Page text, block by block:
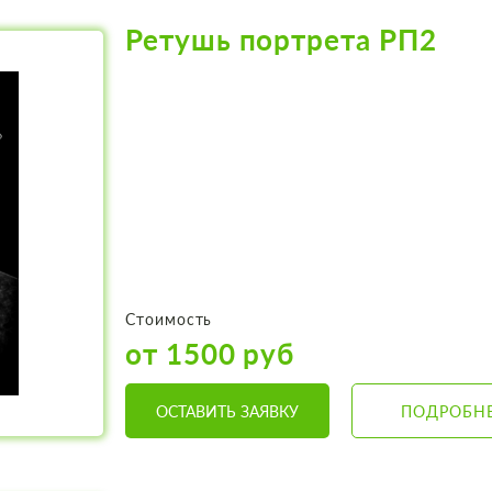
Ретушь портрета РП2
Стоимость
от 1500 руб
ОСТАВИТЬ ЗАЯВКУ